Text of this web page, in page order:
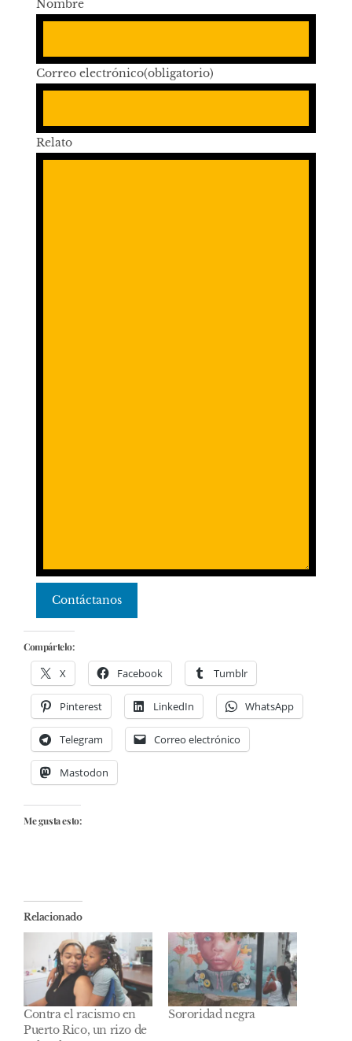
Nombre
Correo electrónico(obligatorio)
Relato
Contáctanos
Compártelo:
X Facebook Tumblr
Pinterest LinkedIn WhatsApp
Telegram Correo electrónico
Mastodon
Me gusta esto:
Relacionado
Contra el racismo en
Puerto Rico, un rizo de
Sororidad negra